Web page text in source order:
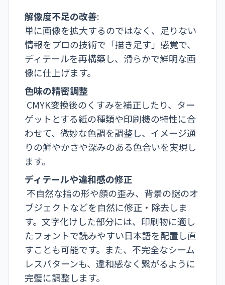
解像度不足の改善:
単に画像を拡大するのではなく、足りない
情報をプロの技術で「描き足す」感覚で、
ディテールを再構築し、滑らかで鮮明な画
像に仕上げます。
色味の精密調整
CMYK変換後のくすみを補正したり、ター
ゲットとする紙の種類や印刷機の特性に合
わせて、微妙な色調を調整し、イメージ通
りの鮮やかさや深みのある色合いを実現し
ます。
ディテールや違和感の修正
不自然な指の形や顔の歪み、背景の謎のオ
ブジェクトなどを自然に修正・除去しま
す。文字化けした部分には、印刷物に適し
たフォントで読みやすい日本語を配置し直
すことも可能です。また、不完全なシーム
レスパターンも、違和感なく繋がるように
完璧に調整します。